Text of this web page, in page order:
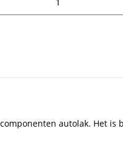
autolak. Het